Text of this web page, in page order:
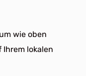
wie oben
lokalen